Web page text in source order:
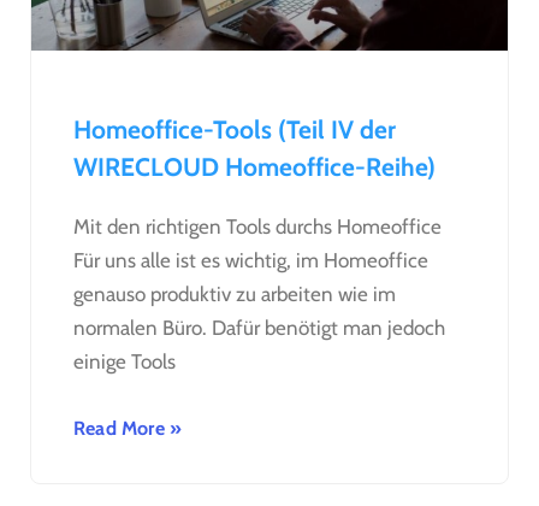
Homeoffice-Tools (Teil IV der
WIRECLOUD Homeoffice-Reihe)
Mit den richtigen Tools durchs Homeoffice
Für uns alle ist es wichtig, im Homeoffice
genauso produktiv zu arbeiten wie im
normalen Büro. Dafür benötigt man jedoch
einige Tools
Read More »